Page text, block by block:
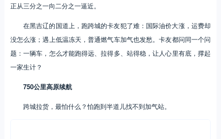
正从三分之一向二分之一逼近。
在黑吉辽的国道上，跑跨城的卡友犯了难：国际油价大涨，运费却
没怎么涨；遇上低温冻天，普通燃气车加气也发愁。卡友都问同一个问
题：一辆车，怎么才能跑得远、拉得多、站得稳，让人心里有底，撑起
一家生计？
750公里高原续航
跨城拉货，最怕什么？怕跑到半道儿找不到加气站。